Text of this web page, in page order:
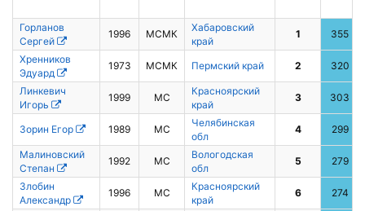
Горланов
Сергей
1996 МСМК
Хабаровский
край
1 355
Хренников
Эдуард
1973 МСМК Пермский край 2 320
Линкевич
Игорь
1999 МС
Красноярский
край
3 303
Зорин Егор 1989 МС
Челябинская
обл
4 299
Малиновский
Степан
1992 МС
Вологодская
обл
5 279
Злобин
Александр
1996 МС
Красноярский
край
6 274